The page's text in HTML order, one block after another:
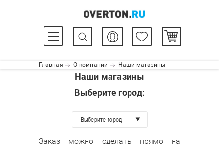
Главная О компании Наши магазины
Наши магазины
Выберите город:
Выберите город
Заказ можно сделать прямо на